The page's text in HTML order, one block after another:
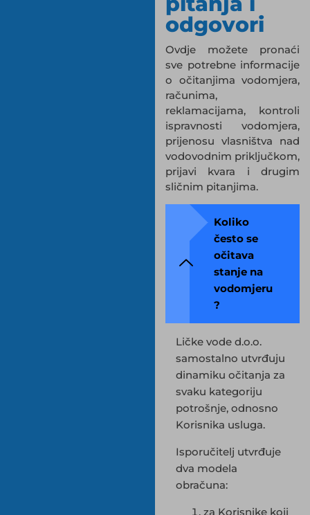
odgovori
Ovdje možete pronaći
sve potrebne informacije
o očitanjima vodomjera,
računima,
reklamacijama, kontroli
ispravnosti vodomjera,
prijenosu vlasništva nad
vodovodnim priključkom,
prijavi kvara i drugim
sličnim pitanjima.
Koliko
često se
očitava
stanje na
vodomjeru
?
Ličke vode d.o.o.
samostalno utvrđuju
dinamiku očitanja za
svaku kategoriju
potrošnje, odnosno
Korisnika usluga.
Isporučitelj utvrđuje
dva modela
obračuna:
za Korisnike koji